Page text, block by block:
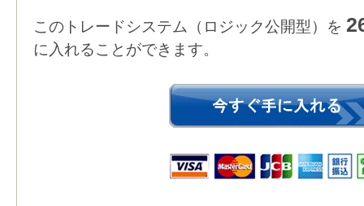
このトレードシステム（ロジック公開型）を
に入れることができます。